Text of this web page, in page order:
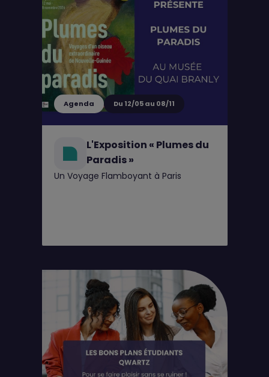
Agenda Du 12/05 au 08/11
L'Exposition « Plumes du
Paradis »
Un Voyage Flamboyant à Paris